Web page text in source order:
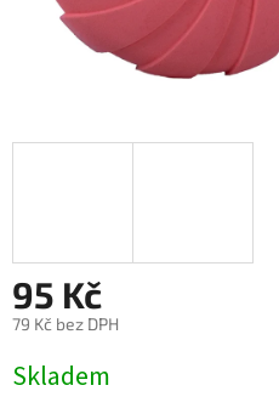
95 Kč
79 Kč bez DPH
cena:
Skladem